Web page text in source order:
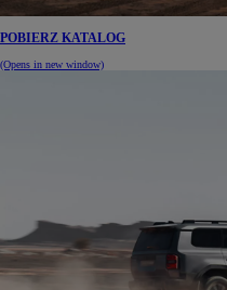
POBIERZ KATALOG
(Opens in new window)